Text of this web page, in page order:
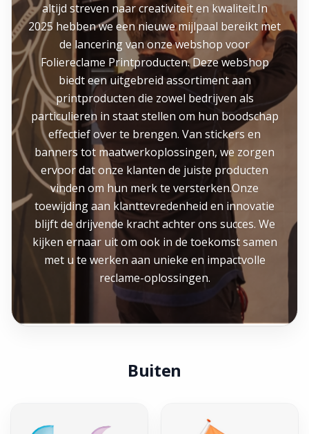
altijd streven naar creativiteit en kwaliteit.In
2025 hebben we een nieuwe mijlpaal bereikt met
de lancering van onze webshop voor
Foliereclame Printproducten. Deze webshop
biedt een uitgebreid assortiment aan
printproducten die zowel bedrijven als
particulieren in staat stellen om hun boodschap
effectief over te brengen. Van stickers en
banners tot maatwerkoplossingen, we zorgen
ervoor dat onze klanten de juiste producten
vinden om hun merk te versterken.Onze
toewijding aan klanttevredenheid en innovatie
blijft de drijvende kracht achter ons succes. We
kijken ernaar uit om ook in de toekomst samen
met u te werken aan unieke en impactvolle
reclame-oplossingen.
Buiten